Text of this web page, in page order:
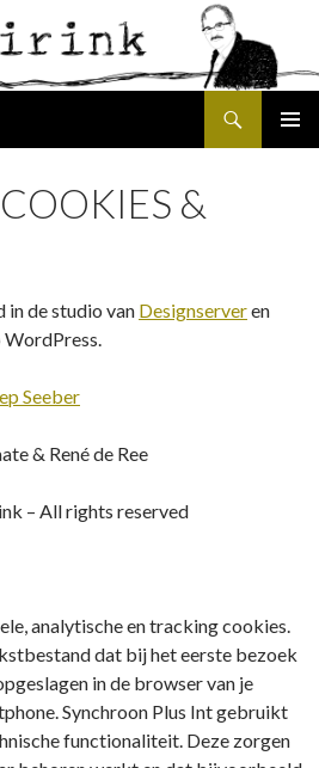
&
in de studio van Designserveren
WordPress.
Seeber
& René de Ree
– All rights reserved
analytische en tracking cookies.
dat bij het eerste bezoek
in de browser van je
Synchroon Plus Int gebruikt
functionaliteit. Deze zorgen